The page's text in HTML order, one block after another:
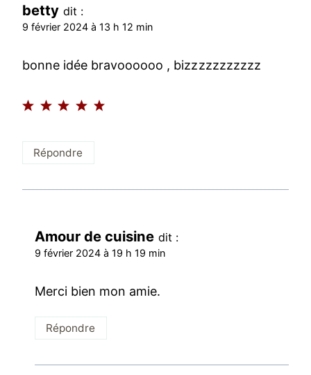
betty dit :
9 février 2024 à 13 h 12 min
bonne idée bravoooooo , bizzzzzzzzzzz
Répondre
Amour de cuisine dit :
9 février 2024 à 19 h 19 min
Merci bien mon amie.
Répondre